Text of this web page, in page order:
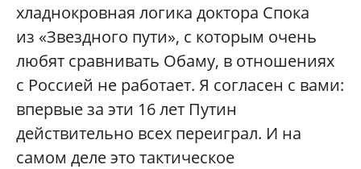
хладнокровная логика доктора Спока
из «Звездного пути», с которым очень
любят сравнивать Обаму, в отношениях
с Россией не работает. Я согласен с вами:
впервые за эти 16 лет Путин
действительно всех переиграл. И на
самом деле это тактическое